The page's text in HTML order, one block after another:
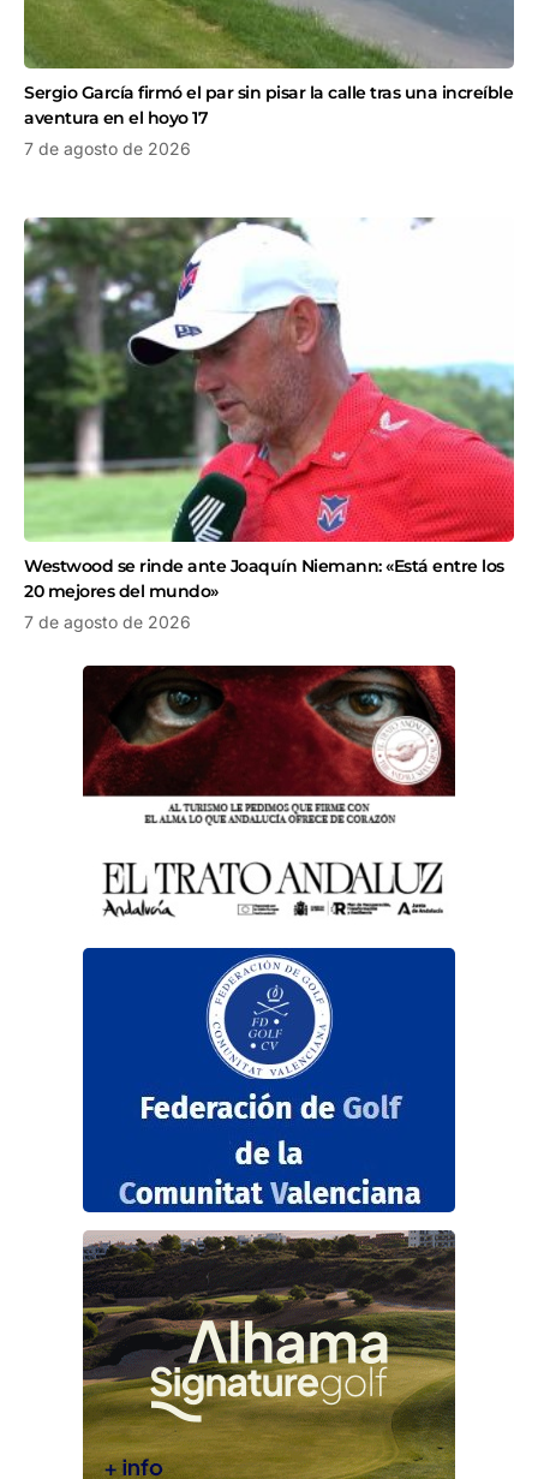
Sergio García firmó el par sin pisar la calle tras una increíble
aventura en el hoyo 17
7 de agosto de 2026
Westwood se rinde ante Joaquín Niemann: «Está entre los
20 mejores del mundo»
7 de agosto de 2026